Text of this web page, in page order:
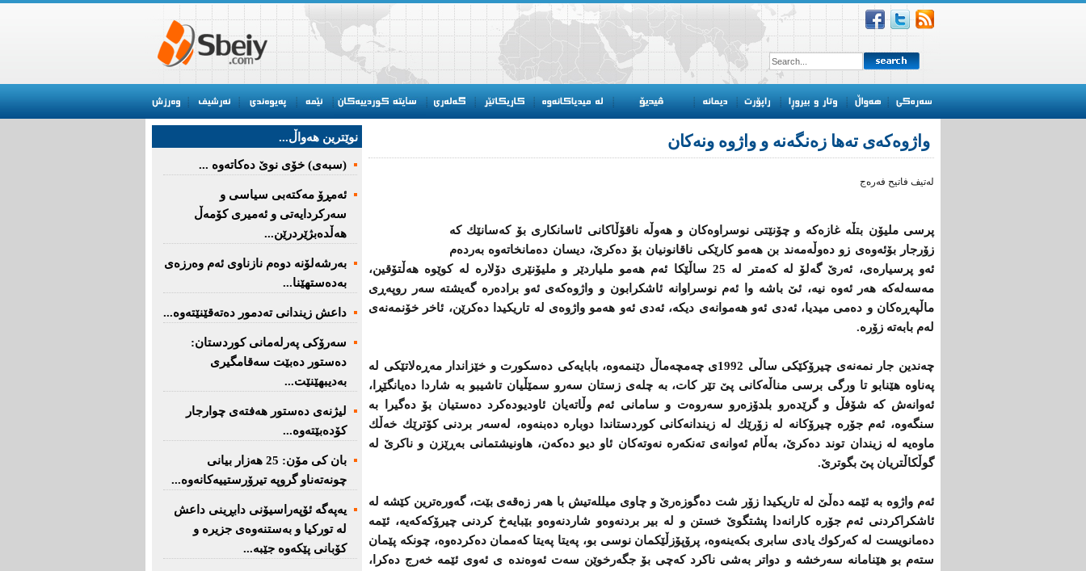
واژوه‌كه‌ی ته‌ها زه‌نگه‌نه‌ و واژوه‌ ونه‌كان
له‌تیف فاتیح فه‌ره‌ج
پرسی ملیۆن بتڵه‌ غازه‌كه‌ و چۆنێتی نوسراوه‌كان و هه‌وڵه‌ ناقۆڵاكانی ئاسانكاری بۆ كه‌سانێك كه‌
زۆرجار بۆئه‌وه‌ی زو ده‌وڵه‌مه‌ند بن هه‌مو كارێكی ناقانونیان بۆ ده‌كرێ‌، دیسان ده‌مانخاته‌وه‌ به‌رده‌م
ئه‌و پرسیاره‌ی، ئه‌رێ‌ گه‌لۆ له‌ كه‌متر له‌ 25 ساڵێكا ئه‌م هه‌مو ملیاردێر و ملیۆنێری دۆلاره‌ له‌ كوێوه‌ هه‌ڵتۆقین،
مه‌سه‌له‌كه‌ هه‌ر ئه‌وه‌ نیه‌، ئێ‌ باشه‌ وا ئه‌م نوسراوانه‌ ئاشكرابون و واژوه‌كه‌ی ئه‌و براده‌ره‌ گه‌یشته‌ سه‌ر روپه‌ڕی
ماڵپه‌ڕه‌كان و ده‌می میدیا، ئه‌دی ئه‌و هه‌موانه‌ی دیكه‌، ئه‌دی ئه‌و هه‌مو واژوه‌ی له‌ تاریكیدا ده‌كرێن، ئاخر خۆنمه‌نه‌ی
له‌م بابه‌ته‌ زۆره.
چه‌ندین جار نمه‌نه‌ی چیرۆكێكی ساڵی 1992ی چه‌مچه‌ماڵ دێنمه‌وه‌، بابایه‌كی ده‌سكورت و خێزاندار مه‌ڕه‌لاتێكی له‌
په‌ناوه‌ هێنابو تا ورگی برسی مناڵه‌كانی پێ‌ تێر كات، به‌ چله‌ی زستان سه‌رو سمێڵیان تاشیبو به‌ شاردا ده‌یانگێڕا،
ئه‌وانه‌ش كه‌ شۆفڵ و گرێده‌رو بلدۆزه‌رو سه‌روه‌ت و سامانی ئه‌م وڵاته‌یان ئاودیوده‌كرد ده‌ستیان بۆ ده‌گیرا به‌
سنگه‌وه‌، ئه‌م جۆره‌ چیرۆكانه‌ له‌ زۆرێك له‌ زیندانه‌كانی كوردستاندا دوباره‌ ده‌بنه‌وه‌، له‌سه‌ر بردنی كۆترێك خه‌ڵك
ماوه‌یه‌ له‌ زیندان توند ده‌كرێ‌، به‌ڵام ئه‌وانه‌ی ته‌نكه‌ره‌ نه‌وته‌كان ئاو دیو ده‌كه‌ن، هاونیشتمانی به‌ڕێزن و ناكرێ‌ له‌
گوڵكاڵتریان پێ‌ بگوترێ‌.
ئه‌م واژوه‌ به‌ ئێمه‌ ده‌ڵێ‌ له‌ تاریكیدا زۆر شت ده‌گوزه‌رێ‌ و چاوی میلله‌تیش با هه‌ر زه‌قه‌ی بێت، گه‌وره‌ترین كێشه‌ له‌
ئاشكراكردنی ئه‌م جۆره‌ كارانه‌دا پشتگوێ‌ خستن و له‌ بیر بردنه‌وه‌و شاردنه‌وه‌و بێبایه‌خ كردنی چیرۆكه‌كه‌یه‌، ئێمه‌
ده‌مانویست له‌ كه‌ركوك یادی سابری بكه‌ینه‌وه‌، پرۆپۆزڵێكمان نوسی بو، په‌یتا په‌یتا كه‌ممان ده‌كرده‌وه‌، چونكه‌ پێمان
سته‌م بو هێنامانه‌ سه‌رخشه‌ و دواتر به‌شی ناكرد كه‌چی بۆ جگه‌رخوێن سه‌ت ئه‌وه‌نده‌ ی ئه‌وی ئێمه‌ خه‌رج ده‌كرا،
نوێترین هه‌واڵ...
(سبەى) خۆى نوێ دەکاتەوە ...
ئه‌مڕۆ مه‌كته‌بی‌ سیاسی‌ و
سه‌ركردایه‌تی‌ و ئه‌میری‌ كۆمه‌ڵ
هەڵدەبژێردرێن...
به‌رشه‌لۆنه‌ دوه‌م نازناوی ئه‌م وه‌رزه‌ی
به‌ده‌ستهێنا...
داعش زیندانی تەدمور دەتەقێنێتەوە...
سەرۆكی پەرلەمانی كوردستان:
دەستور دەبێت سەقامگیری
بەدیبهێنێت...
لیژنەی دەستور هەفتەی چوارجار
كۆدەبێتەوە...
بان كی مۆن: 25 هەزار بیانی
چونەتەناو گروپە تیرۆرستییەكانەوە...
یەپەگە ئۆپەراسیۆنی دابڕینی داعش
لە تورکیا و بەستنەوەی جزیرە و
کۆبانی پێکەوە جێبە...